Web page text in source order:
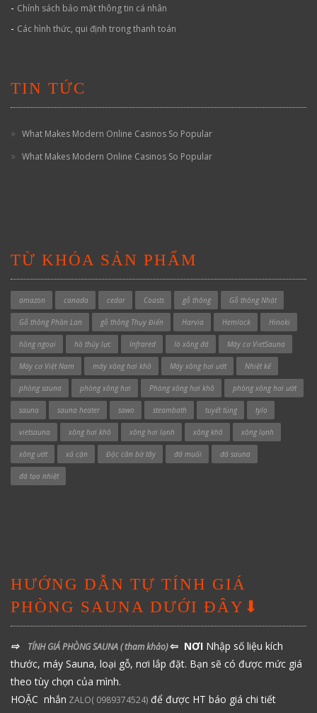
- Chính sách bảo mật thông tin cá nhân
- Các hình thức, qui định trong thanh toán
TIN TỨC
What Makes Modern Online Casinos So Popular
What Makes Modern Online Casinos So Popular
TỪ KHÓA SẢN PHẨM
amazon canada cedar Coasts gỗ thông Gỗ thông Nhật
Gỗ thông Phần Lan gỗ thông Thụy Điển Harvia Hemlock Hinoki
hồng ngoại hồ thủy lực Infrared lò xông đá Máy cơ VietSauna
Máy cơ Việt Nam máy xông hơi khô Máy xông hơi ướt Nhiệt kế
phòng sauna phòng xông hơi Phòng xông hơi khô phòng xông hơi ướt
sauna sauna heater sawo steambath tuyết tùng tylo
vietsauna xông hơi khô xông hơi lạnh xông khô xông lạnh
xông ướt xả cặn Độc cần bờ tây đá muối đá sauna
đá tạo nhiệt
HƯỚNG DẪN TỰ TÍNH GIÁ
PHÒNG SAUNA DƯỚI ĐÂY⬇
⇨ TÍNH GIÁ PHÒNG SAUNA( tham khảo)⇦ NƠI Nhập số liệu kích
thước, máy Sauna, loại gỗ, nơi lắp đặt. Bạn sẽ có được mức giá
theo tùy chọn của mình.
HOẶC nhắn ZALO( 0989374524) để được HT báo giá chi tiết